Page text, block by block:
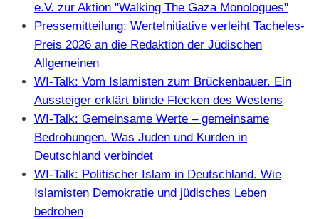
e.V. zur Aktion "Walking The Gaza Monologues"
Pressemitteilung: WerteInitiative verleiht Tacheles-
Preis 2026 an die Redaktion der Jüdischen
Allgemeinen
WI-Talk: Vom Islamisten zum Brückenbauer. Ein
Aussteiger erklärt blinde Flecken des Westens
WI-Talk: Gemeinsame Werte – gemeinsame
Bedrohungen. Was Juden und Kurden in
Deutschland verbindet
WI-Talk: Politischer Islam in Deutschland. Wie
Islamisten Demokratie und jüdisches Leben
bedrohen